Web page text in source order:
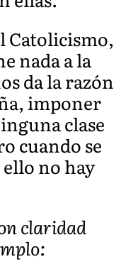
Catolicismo,
nada a la
da la razón
imponer
clase
cuando se
no hay
claridad